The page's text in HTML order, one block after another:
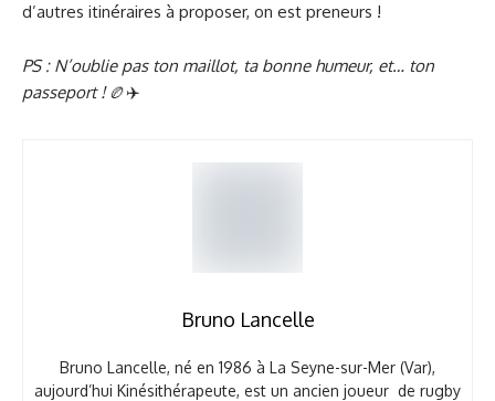
d’autres itinéraires à proposer, on est preneurs !
PS : N’oublie pas ton maillot, ta bonne humeur, et… ton
passeport !🏉✈️
Bruno Lancelle
Bruno Lancelle, né en 1986 à La Seyne-sur-Mer (Var),
aujourd’hui Kinésithérapeute, est un ancien joueur de rugby